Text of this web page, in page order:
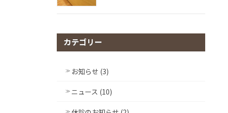
カテゴリー
お知らせ (3)
ニュース (10)